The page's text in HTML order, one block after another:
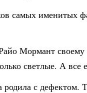
самых именитых
Мормант
светлые. А
с дефектом.